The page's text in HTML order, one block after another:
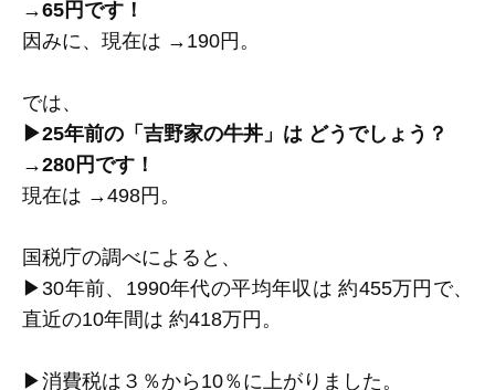
→65円です！
因みに、現在は →190円。
では、
▶25年前の「 吉野家の牛丼」は どうでしょう？
→280円です！
現在は →498円。
国税庁の調べによると、
▶30年前、1990年代の平均年収は 約455万円で、
直近の10年間は 約418万円。
▶消費税は３％から10％に上がりました。